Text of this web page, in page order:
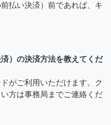
払い決済）前であれば、キ
）の決済方法を教えてくだ
がご利用いただけます。ク
方は事務局までご連絡くだ